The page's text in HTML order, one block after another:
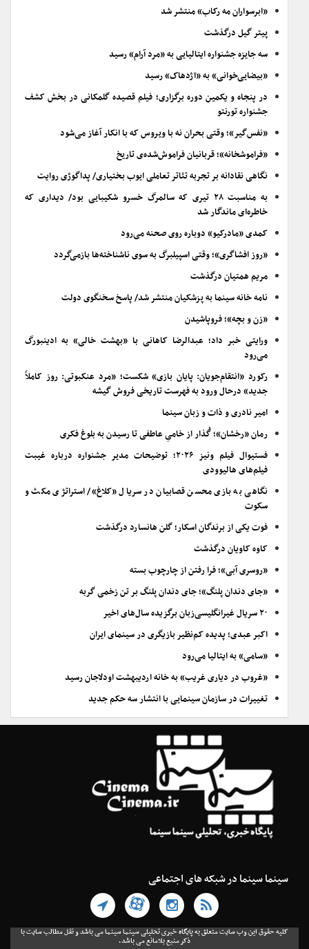
«ابرسواران مه رکاب» منتشر شد
پیتر گیل درگذشت
سه جایزه جشنواره ایتالیایی به «مرد آرام» رسید
«بیضایی‌خوانی» به «اژدهاک» رسید
در پنجاه و یکمین دوره برگزاری؛ فیلم قصیده گلمکانی در بخش کشف
جشنواره تورنتو
«نفس‌گیر»؛ وقتی بحران نه با ویروس که با انکار آغاز می‌شود
«فراموشخانه»؛ قربانیان فراموش‌شده‌ی تاریخ
نگاهی نقادانه بر تجربه تئاتر تعاملی ایوب بختیاری/ پداگوژی روایت
به مناسبت ۲۸ تیری که سالمرگ خسرو شکیبایی بود/ دیداری که
خاطره‌ای ماندگار شد
کمدی «مادرکیو» دوباره روی صحنه می‌رود
«روز افشاگری»؛ وقتی اسپیلبرگ به سوی ناشناخته‌ها بازمی‌گردد
مریم همتیان درگذشت
نامه خانه سینما به پزشکیان منتشر شد/ پاسخ سخنگوی دولت
«زن و بچه»؛ فروپاشیدن
ورایتی خبر داد؛ عبدالرضا کاهانی با «بهشت خالی» به ادینبورگ
می‌رود
رکورد «انتقام‌جویان: پایان بازی» شکست؛ «مرد عنکبوتی: روز کاملاً
جدید» درحال ورود به فهرست تاریخی فروش گیشه
امیر نادری و ذات و زبان سینما
رمان «رخشان»؛ گُذار از خامیِ عاطفی تا رسیدن به بلوغ فکری
فستیوال فیلم ونیز ۲۰۲۶؛ توضیحات مدیر جشنواره درباره غیبت
فیلم‌های هالیوودی
نگاهی به بازی محسن قصابیان در سریال «کلاغ»/ استراتژی مکث و
سکوت
فوت یکی از برندگان اسکار؛ گلن هانسارد درگذشت
کاوه کاویان درگذشت
«روسری آبی»؛ فرا رفتن از چارچوب بسته
«جای دندان پلنگ»؛ جای دندان پلنگ بر تن زخمی گربه
۲۰ سریال غیرانگلیسی‌زبان برگزیده سال‌های اخیر
اکبر عبدی؛ پدیده کم‌نظیر بازیگری در سینمای ایران
«سامی» به ایتالیا می‌رود
«غروب در دیاری غریب» به خانه اردیبهشت اودلاجان رسید
تغییرات در سازمان سینمایی با انتشار سه حکم جدید
سینما سینما در شبکه های اجتماعی
کلیه حقوق این وب سایت متعلق به پایگاه خبری تحلیلی سینما سینما می باشد و نقل مطالب سایت با
ذکر منبع بلامانع می باشد.